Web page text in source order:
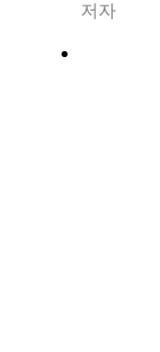
저자